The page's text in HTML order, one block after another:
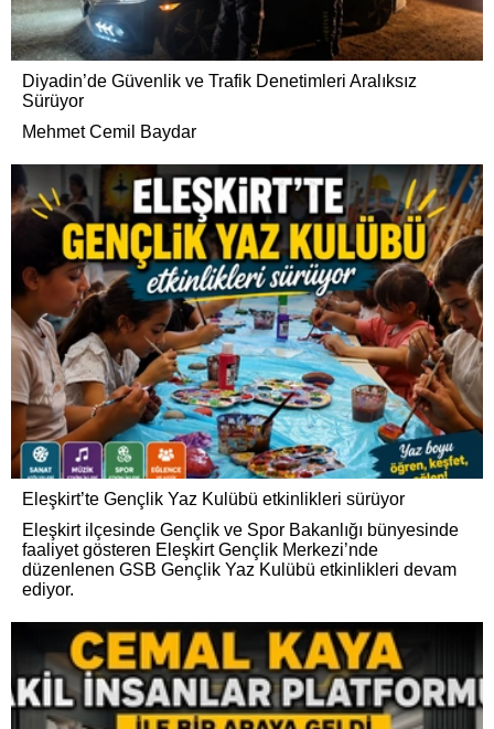
Diyadin’de Güvenlik ve Trafik Denetimleri Aralıksız
Sürüyor
Mehmet Cemil Baydar
Eleşkirt’te Gençlik Yaz Kulübü etkinlikleri sürüyor
Eleşkirt ilçesinde Gençlik ve Spor Bakanlığı bünyesinde
faaliyet gösteren Eleşkirt Gençlik Merkezi’nde
düzenlenen GSB Gençlik Yaz Kulübü etkinlikleri devam
ediyor.